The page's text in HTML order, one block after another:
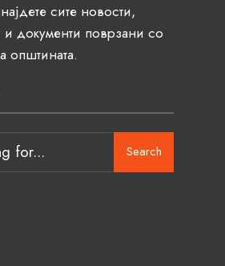
сите новости,
документи поврзани со
општината.
Search